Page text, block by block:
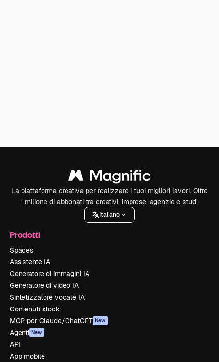
La piattaforma creativa per realizzare i tuoi migliori lavori. Oltre
1 milione di abbonati tra creativi, imprese, agenzie e studi.
Italiano
Prodotti
Spaces
Assistente IA
Generatore di immagini IA
Generatore di video IA
Sintetizzatore vocale IA
Contenuti stock
MCP per Claude/ChatGPT New
Agenti New
API
App mobile